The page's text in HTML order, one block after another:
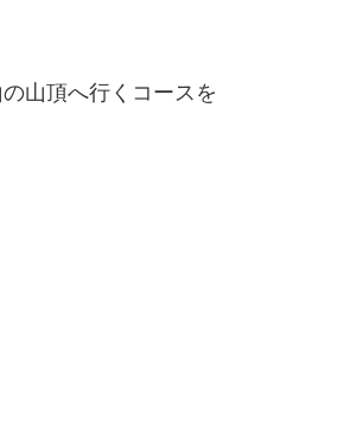
山頂へ行くコースを